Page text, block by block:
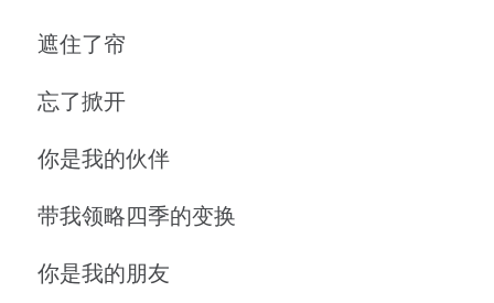
遮住了帘
忘了掀开
你是我的伙伴
带我领略四季的变换
你是我的朋友